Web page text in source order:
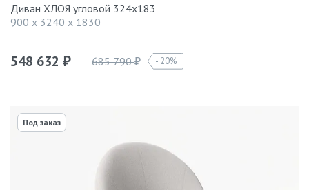
Диван ХЛОЯ угловой 324х183
900 x 3240 x 1830
548 632 ₽ 685 790₽ 20%
Под заказ